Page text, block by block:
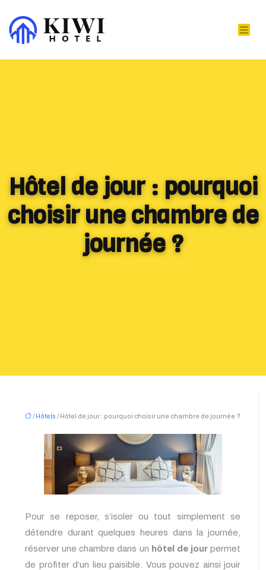
Hôtel de jour : pourquoi
choisir une chambre de
journée ?
/ Hôtels / Hôtel de jour : pourquoi choisir une chambre de journée ?
Pour se reposer, s’isoler ou tout simplement se
détendre durant quelques heures dans la journée,
réserver une chambre dans un hôtel de jourpermet
de profiter d’un lieu paisible. Vous pouvez ainsi jouir